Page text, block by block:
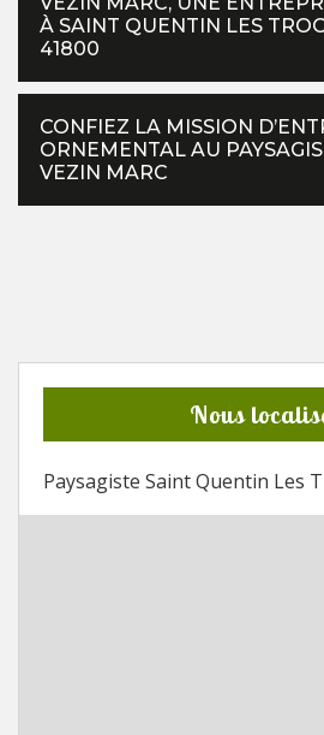
À SAINT QUENTIN LES
41800
CONFIEZ LA MISSION
ORNEMENTAL AU
VEZIN MARC
Nous
Paysagiste Saint Quentin Les